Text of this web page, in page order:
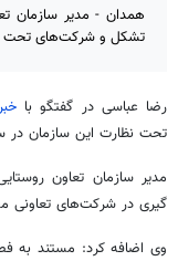
تشکل و شرکت‌های تحت
رضا عباسی در گفتگو با
تحت نظارت این سازمان در
مدیر سازمان تعاون
گیری در شرکت‌های